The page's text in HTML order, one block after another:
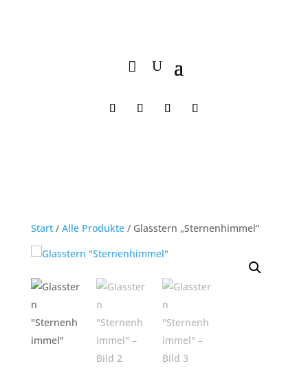
Start/ Alle Produkte/ Glasstern „Sternenhimmel“